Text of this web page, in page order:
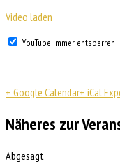
Video laden
YouTube immer entsperren
+ Google Calendar+ iCal
Näheres zur
Abgesagt